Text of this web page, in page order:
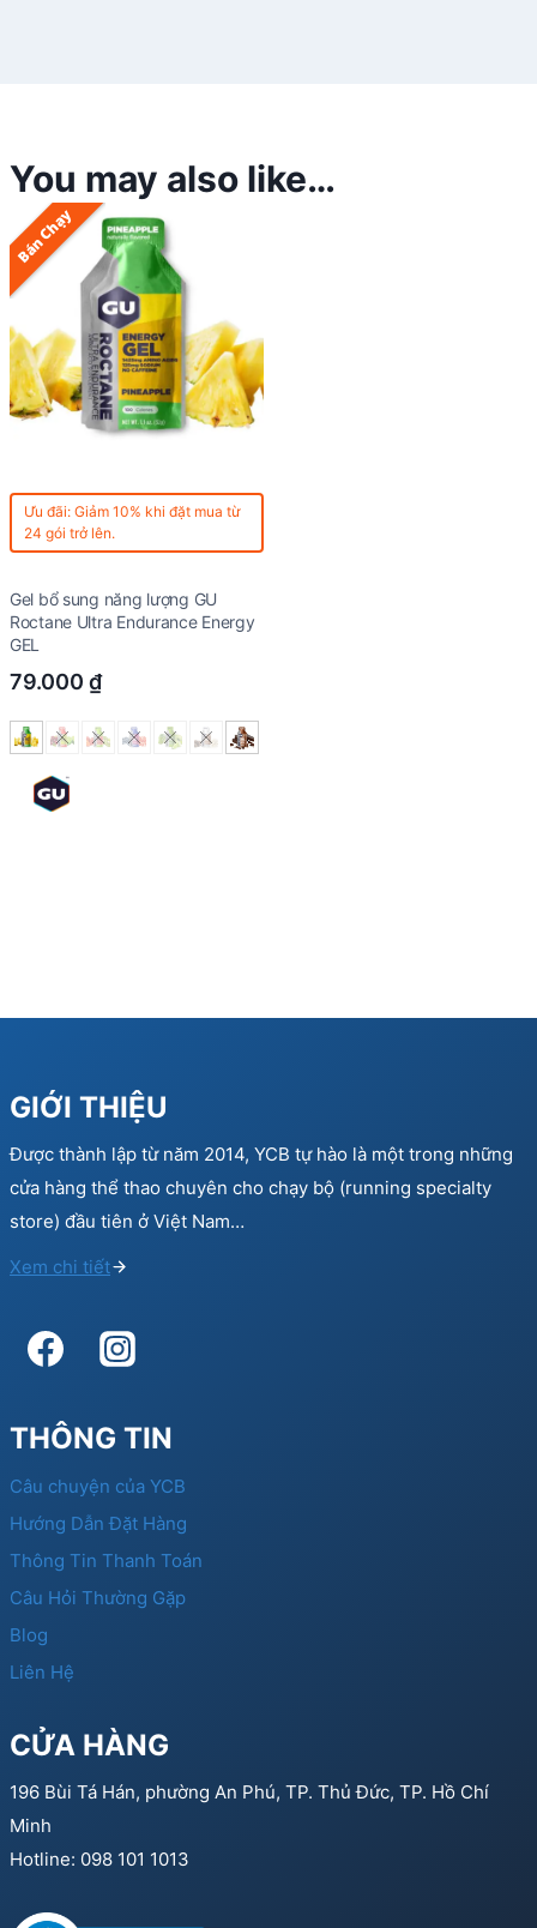
You may also like…
Bán Chạy
Ưu đãi: Giảm 10% khi đặt mua từ
24 gói trở lên.
Gel bổ sung năng lượng GU
Roctane Ultra Endurance Energy
GEL
79.000 ₫
GIỚI THIỆU
Được thành lập từ năm 2014, YCB tự hào là một trong những
cửa hàng thể thao chuyên cho chạy bộ (running specialty
store) đầu tiên ở Việt Nam…
Xem chi tiết
THÔNG TIN
Câu chuyện của YCB
Hướng Dẫn Đặt Hàng
Thông Tin Thanh Toán
Câu Hỏi Thường Gặp
Blog
Liên Hệ
CỬA HÀNG
196 Bùi Tá Hán, phường An Phú, TP. Thủ Đức, TP. Hồ Chí
Minh
Hotline: 098 101 1013